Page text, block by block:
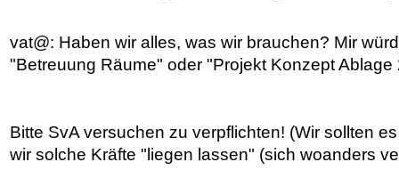
vat@: Haben wir alles, was wir brauchen? Mir
"Betreuung Räume" oder "Projekt Konzept
Bitte SvA versuchen zu verpflichten! (Wir sollten
wir solche Kräfte "liegen lassen" (sich woanders